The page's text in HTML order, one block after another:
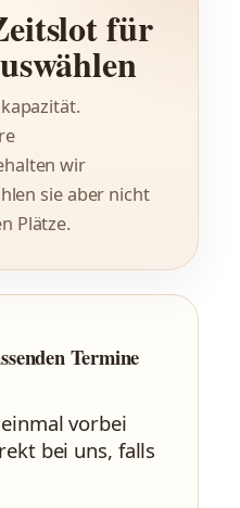
für
wir
sie aber nicht
Plätze.
Termine
vorbei
bei uns, falls